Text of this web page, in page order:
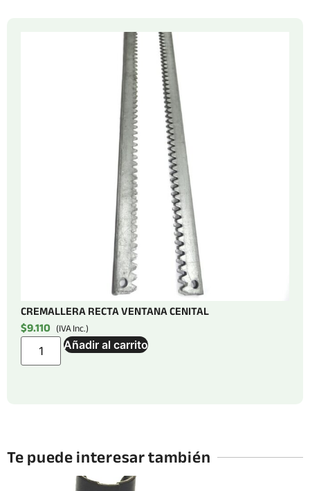
CREMALLERA RECTA VENTANA CENITAL
$9.110 (IVA Inc.)
Añadir al carrito
Te puede interesar también